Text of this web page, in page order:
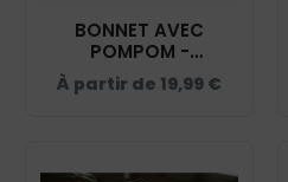
BONNET AVEC
POMPOM -
AB.EQUITATION -
NAVY - BF426
À partir de 19,99 €